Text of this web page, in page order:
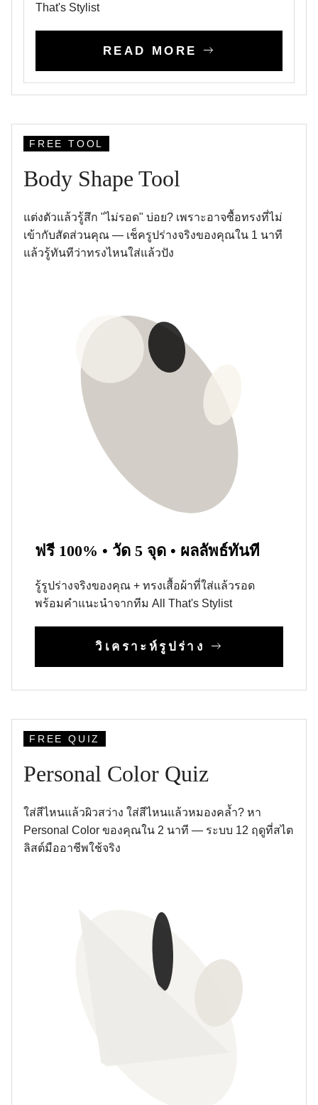
That's Stylist
READ MORE
FREE TOOL
Body Shape Tool
แต่งตัวแล้วรู้สึก "ไม่รอด" บ่อย? เพราะอาจซื้อทรงที่ไม่
เข้ากับสัดส่วนคุณ — เช็ครูปร่างจริงของคุณใน 1 นาที
แล้วรู้ทันทีว่าทรงไหนใส่แล้วปัง
ฟรี 100% • วัด 5 จุด • ผลลัพธ์ทันที
รู้รูปร่างจริงของคุณ + ทรงเสื้อผ้าที่ใส่แล้วรอด
พร้อมคำแนะนำจากทีม All That's Stylist
วิเคราะห์รูปร่าง
FREE QUIZ
Personal Color Quiz
ใส่สีไหนแล้วผิวสว่าง ใส่สีไหนแล้วหมองคล้ำ? หา
Personal Color ของคุณใน 2 นาที — ระบบ 12 ฤดูที่สไต
ลิสต์มืออาชีพใช้จริง